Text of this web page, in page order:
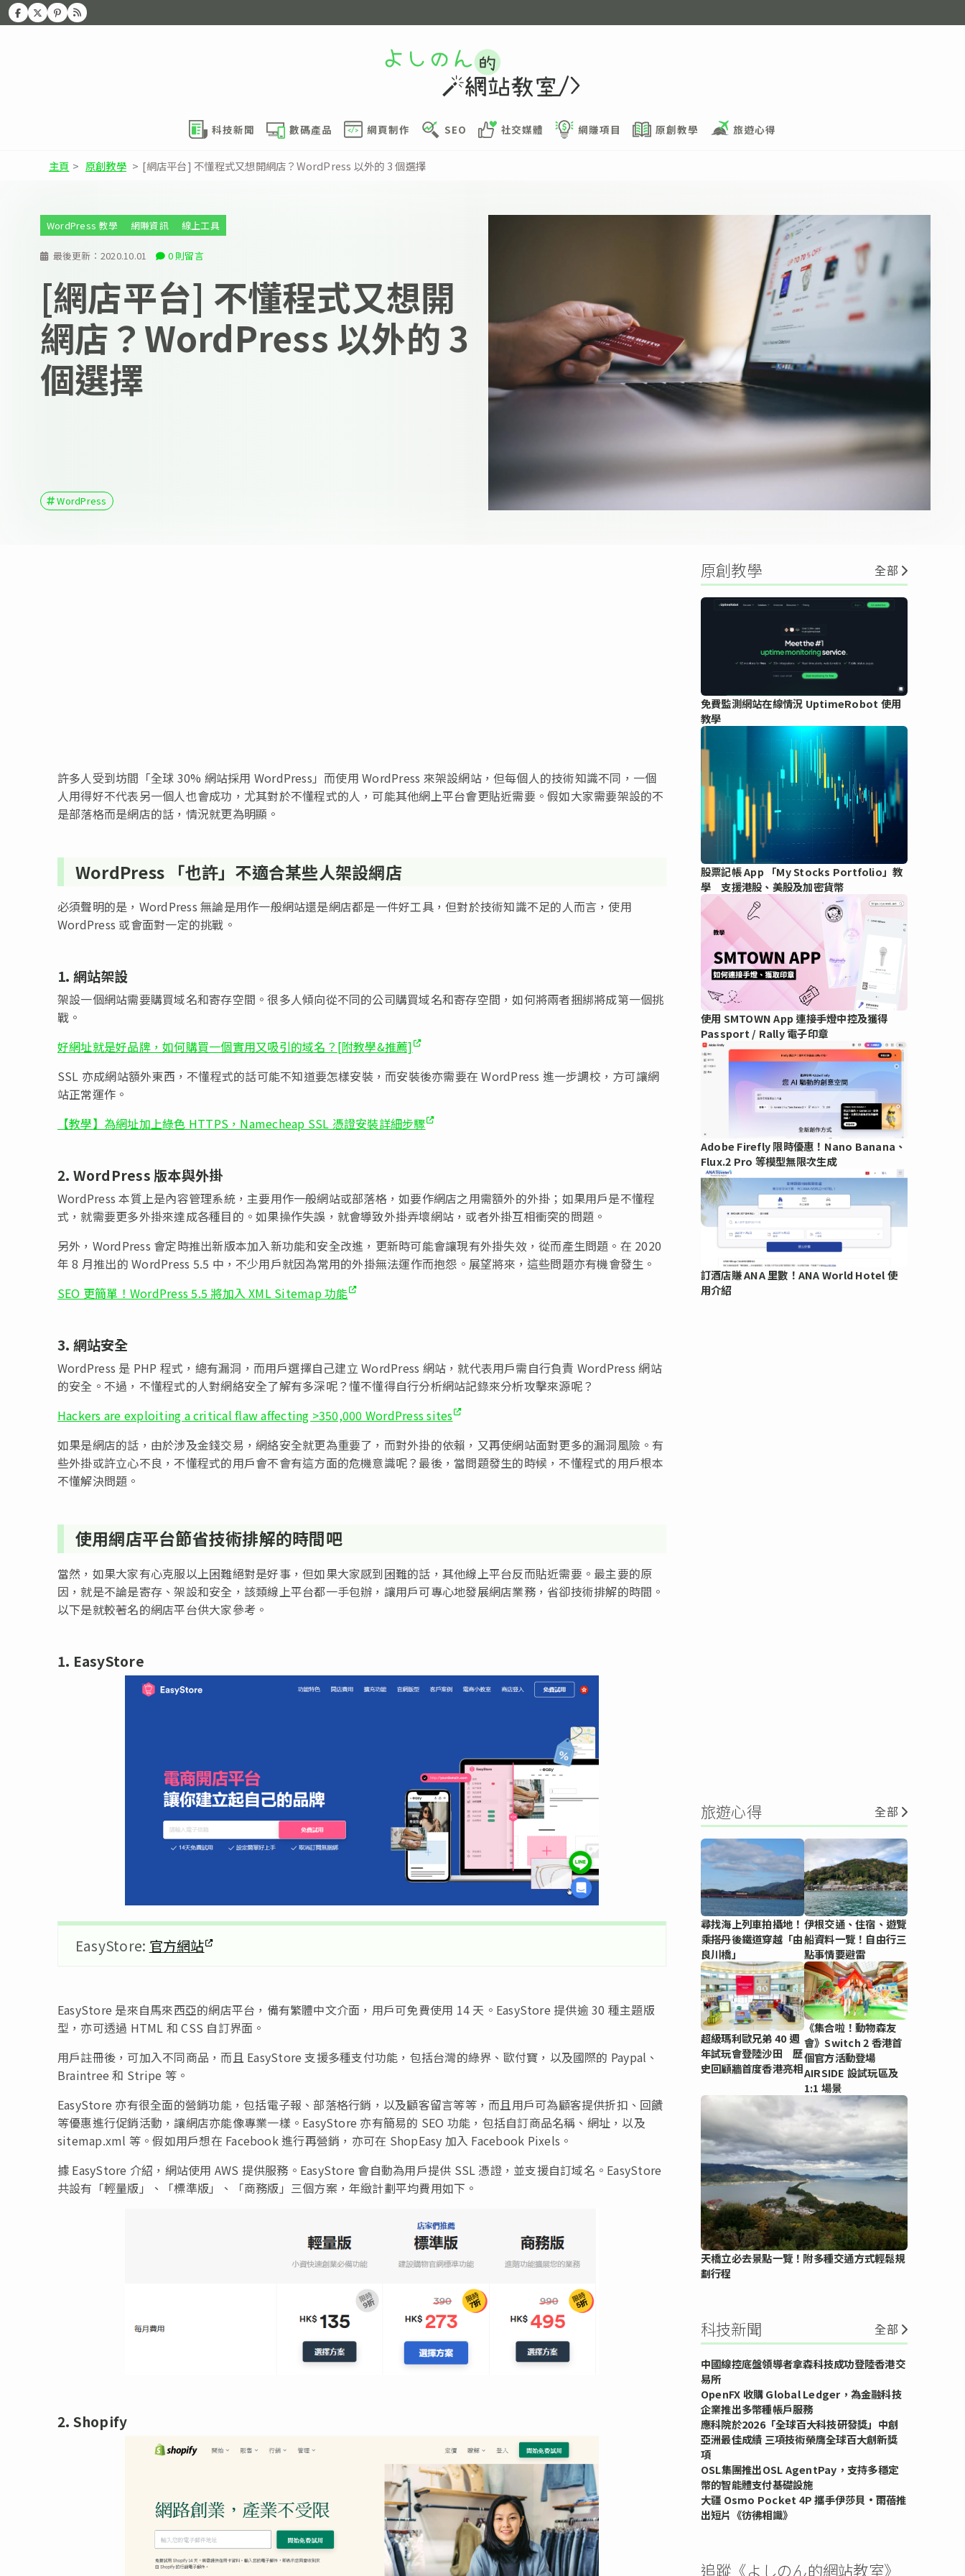
科技新聞 數碼產品 網頁制作 SEO 社交媒體 網賺項目 原創教學 旅遊心得
主頁 > 原創教學 > [網店平台] 不懂程式又想開網店？WordPress 以外的 3 個選擇
最後更新： 2020.10.01 0 則留言
WordPress 教學 網賺資訊 線上工具
[網店平台] 不懂程式又想開
網店？WordPress 以外的 3
個選擇
WordPress
許多人受到坊間「全球 30% 網站採用 WordPress」而使用 WordPress 來架設網站，但每個人的技術知識不同，一個
人用得好不代表另一個人也會成功，尤其對於不懂程式的人，可能其他網上平台會更貼近需要。假如大家需要架設的不
是部落格而是網店的話，情況就更為明顯。
WordPress 「也許」不適合某些人架設網店
必須聲明的是，WordPress 無論是用作一般網站還是網店都是一件好工具，但對於技術知識不足的人而言，使用
WordPress 或會面對一定的挑戰。
1. 網站架設
架設一個網站需要購買域名和寄存空間。很多人傾向從不同的公司購買域名和寄存空間，如何將兩者捆綁將成第一個挑
戰。
好網址就是好品牌，如何購買一個實用又吸引的域名？[附教學&推薦]
SSL 亦成網站額外東西，不懂程式的話可能不知道要怎樣安裝，而安裝後亦需要在 WordPress 進一步調校，方可讓網
站正常運作。
【教學】為網址加上綠色 HTTPS，Namecheap SSL 憑證安裝詳細步驟
2. WordPress 版本與外掛
WordPress 本質上是內容管理系統，主要用作一般網站或部落格，如要作網店之用需額外的外掛；如果用戶是不懂程
式，就需要更多外掛來達成各種目的。如果操作失誤，就會導致外掛弄壞網站，或者外掛互相衝突的問題。
另外，WordPress 會定時推出新版本加入新功能和安全改進，更新時可能會讓現有外掛失效，從而產生問題。在 2020
年 8 月推出的 WordPress 5.5 中，不少用戶就因為常用的外掛無法運作而抱怨。展望將來，這些問題亦有機會發生。
SEO 更簡單！WordPress 5.5 將加入 XML Sitemap 功能
3. 網站安全
WordPress 是 PHP 程式，總有漏洞，而用戶選擇自己建立 WordPress 網站，就代表用戶需自行負責 WordPress 網站
的安全。不過，不懂程式的人對網絡安全了解有多深呢？懂不懂得自行分析網站記錄來分析攻擊來源呢？
Hackers are exploiting a critical flaw affecting >350,000 WordPress sites
如果是網店的話，由於涉及金錢交易，網絡安全就更為重要了，而對外掛的依賴，又再使網站面對更多的漏洞風險。有
些外掛或許立心不良，不懂程式的用戶會不會有這方面的危機意識呢？最後，當問題發生的時候，不懂程式的用戶根本
不懂解決問題。
使用網店平台節省技術排解的時間吧
當然，如果大家有心克服以上困難絕對是好事，但如果大家感到困難的話，其他線上平台反而貼近需要。最主要的原
因，就是不論是寄存、架設和安全，該類線上平台都一手包辦，讓用戶可專心地發展網店業務，省卻技術排解的時間。
以下是就較著名的網店平台供大家參考。
1. EasyStore
EasyStore: 官方網站
EasyStore 是來自馬來西亞的網店平台，備有繁體中文介面，用戶可免費使用 14 天。EasyStore 提供逾 30 種主題版
型，亦可透過 HTML 和 CSS 自訂界面。
用戶註冊後，可加入不同商品，而且 EasyStore 支援多種支付功能，包括台灣的綠界、歐付寶，以及國際的 Paypal、
Braintree 和 Stripe 等。
EasyStore 亦有很全面的營銷功能，包括電子報、部落格行銷，以及顧客留言等等，而且用戶可為顧客提供折扣、回饋
等優惠進行促銷活動，讓網店亦能像專業一樣。EasyStore 亦有簡易的 SEO 功能，包括自訂商品名稱、網址，以及
sitemap.xml 等。假如用戶想在 Facebook 進行再營銷，亦可在 ShopEasy 加入 Facebook Pixels。
據 EasyStore 介紹，網站使用 AWS 提供服務。EasyStore 會自動為用戶提供 SSL 憑證，並支援自訂域名。EasyStore
共設有「輕量版」、「標準版」、「商務版」三個方案，年緻計劃平均費用如下。
2. Shopify
原創教學 全部
免費監測網站在線情況 UptimeRobot 使用
教學
股票記帳 App 「My Stocks Portfolio」教
學 支援港股、美股及加密貨幣
使用 SMTOWN App 連接手燈中控及獲得
Passport / Rally 電子印章
Adobe Firefly 限時優惠！Nano Banana、
Flux.2 Pro 等模型無限次生成
訂酒店賺 ANA 里數！ANA World Hotel 使
用介紹
旅遊心得 全部
尋找海上列車拍攝地！
乘搭丹後鐵道穿越「由
良川橋」
伊根交通、住宿、遊覽
船資料一覽！自由行三
點事情要避雷
超級瑪利歐兄弟 40 週
年試玩會登陸沙田 歷
史回顧牆首度香港亮相
《集合啦！動物森友
會》Switch 2 香港首
個官方活動登場
AIRSIDE 設試玩區及
1:1 場景
天橋立必去景點一覽！附多種交通方式輕鬆規
劃行程
科技新聞 全部
中國線控底盤領導者拿森科技成功登陸香港交
易所
OpenFX 收購 Global Ledger，為金融科技
企業推出多幣種帳戶服務
應科院於2026「全球百大科技研發獎」中創
亞洲最佳成績 三項技術榮膺全球百大創新獎
項
OSL集團推出OSL AgentPay，支持多穩定
幣的智能體支付基礎設施
大疆 Osmo Pocket 4P 攜手伊莎貝•雨蓓推
出短片《彷彿相識》
追蹤《よしのん的網站教室》